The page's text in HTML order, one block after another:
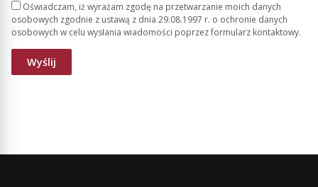
Oświadczam, iż wyrażam zgodę na przetwarzanie moich danych
osobowych zgodnie z ustawą z dnia 29.08.1997 r. o ochronie danych
osobowych w celu wysłania wiadomości poprzez formularz kontaktowy.